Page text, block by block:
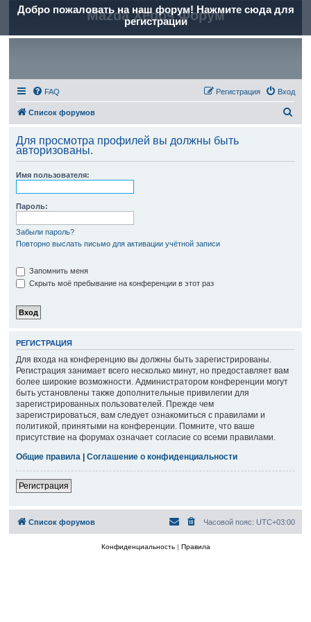
Добро пожаловать на наш форум! Нажмите сюда для
регистрации
Mazda Xedos Форум
FAQ Вход
Регистрация
Список форумов
с
Для просмотра профилей вы должны быть
авторизованы.
Имя пользователя:
Пароль:
Забыли пароль?
Повторно выслать письмо для активации учётной записи
Запомнить меня
Скрыть моё пребывание на конференции в этот раз
РЕГИСТРАЦИЯ
Для входа на конференцию вы должны быть зарегистрированы.
Регистрация занимает всего несколько минут, но предоставляет вам
более широкие возможности. Администратором конференции могут
быть установлены также дополнительные привилегии для
зарегистрированных пользователей. Прежде чем
зарегистрироваться, вам следует ознакомиться с правилами и
политикой, принятыми на конференции. Помните, что ваше
присутствие на форумах означает согласие со всеми правилами.
Общие правила |Соглашение о конфиденциальности
Регистрация
Список форумов Часовой пояс: UTC+03:00
Конфиденциальность| Правила